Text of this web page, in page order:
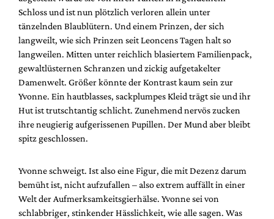
Autor:innen
Partner
Mediadaten
Suche
Schloss und ist nun plötzlich verloren allein unter
tänzelnden Blaublütern. Und einem Prinzen, der sich
langweilt, wie sich Prinzen seit Leoncens Tagen halt so
langweilen. Mitten unter reichlich blasiertem Familienpack,
gewaltlüsternen Schranzen und zickig aufgetakelter
Damenwelt. Größer könnte der Kontrast kaum sein zur
Yvonne. Ein hautblasses, sackplumpes Kleid trägt sie und ihr
Hut ist trutschtantig schlicht. Zunehmend nervös zucken
ihre neugierig aufgerissenen Pupillen. Der Mund aber bleibt
spitz geschlossen.
Yvonne schweigt. Ist also eine Figur, die mit Dezenz darum
bemüht ist, nicht aufzufallen – also extrem auffällt in einer
Welt der Aufmerksamkeitsgierhälse. Yvonne sei von
schlabbriger, stinkender Hässlichkeit, wie alle sagen. Was